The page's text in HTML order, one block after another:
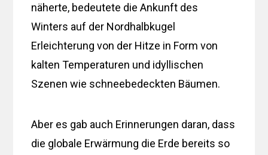
näherte, bedeutete die Ankunft des
Winters auf der Nordhalbkugel
Erleichterung von der Hitze in Form von
kalten Temperaturen und idyllischen
Szenen wie schneebedeckten Bäumen.
Aber es gab auch Erinnerungen daran, dass
die globale Erwärmung die Erde bereits so